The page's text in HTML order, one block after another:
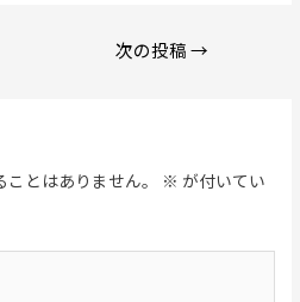
次の投稿→
とはありません。 ※ が付いてい